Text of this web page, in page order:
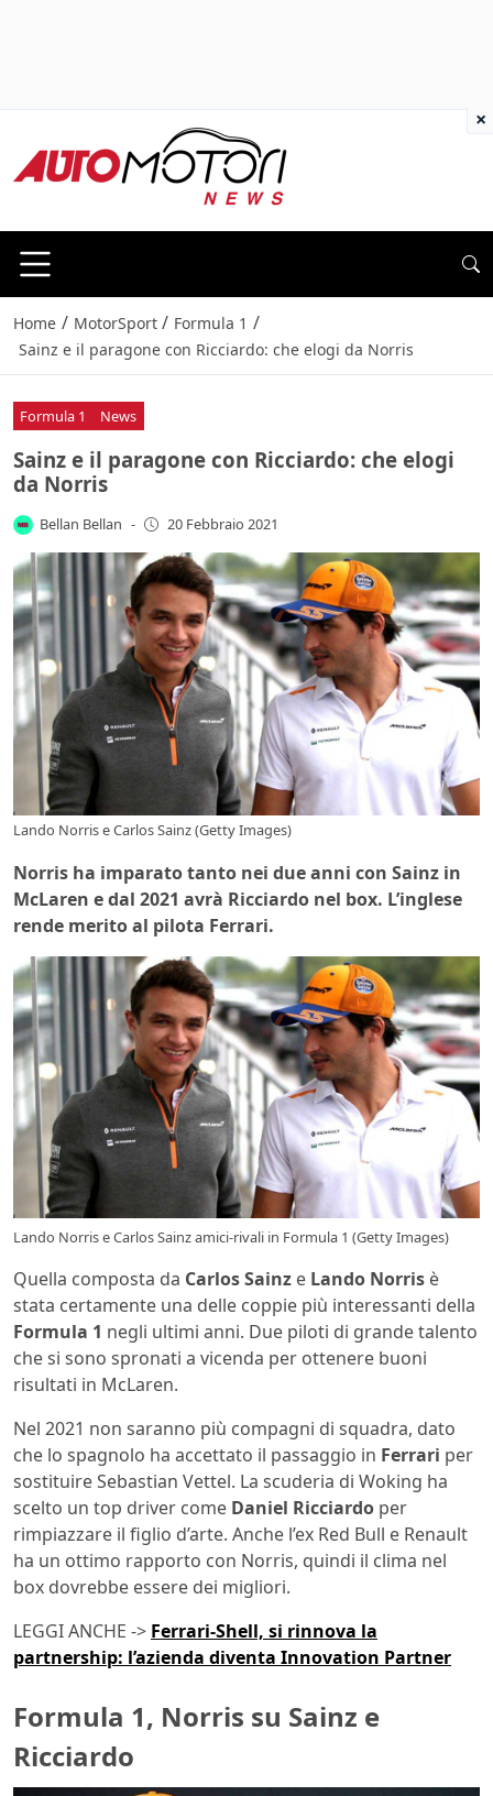
Home / MotorSport / Formula 1 /
Sainz e il paragone con Ricciardo: che elogi da Norris
Formula 1 News
Sainz e il paragone con Ricciardo: che elogi
da Norris
Bellan Bellan - 20 Febbraio 2021
Lando Norris e Carlos Sainz (Getty Images)
Norris ha imparato tanto nei due anni con Sainz in
McLaren e dal 2021 avrà Ricciardo nel box. L’inglese
rende merito al pilota Ferrari.
Lando Norris e Carlos Sainz amici-rivali in Formula 1 (Getty Images)
Quella composta da Carlos Sainz e Lando Norris è
stata certamente una delle coppie più interessanti della
Formula 1 negli ultimi anni. Due piloti di grande talento
che si sono spronati a vicenda per ottenere buoni
risultati in McLaren.
Nel 2021 non saranno più compagni di squadra, dato
che lo spagnolo ha accettato il passaggio in Ferrari per
sostituire Sebastian Vettel. La scuderia di Woking ha
scelto un top driver come Daniel Ricciardo per
rimpiazzare il figlio d’arte. Anche l’ex Red Bull e Renault
ha un ottimo rapporto con Norris, quindi il clima nel
box dovrebbe essere dei migliori.
LEGGI ANCHE -> Ferrari-Shell, si rinnova la
partnership: l’azienda diventa Innovation Partner
Formula 1, Norris su Sainz e
Ricciardo
×